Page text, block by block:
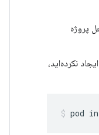
پروژه
اگر هنوز برای برنامه خود Podfile ایجاد نکرده‌اید،
pod